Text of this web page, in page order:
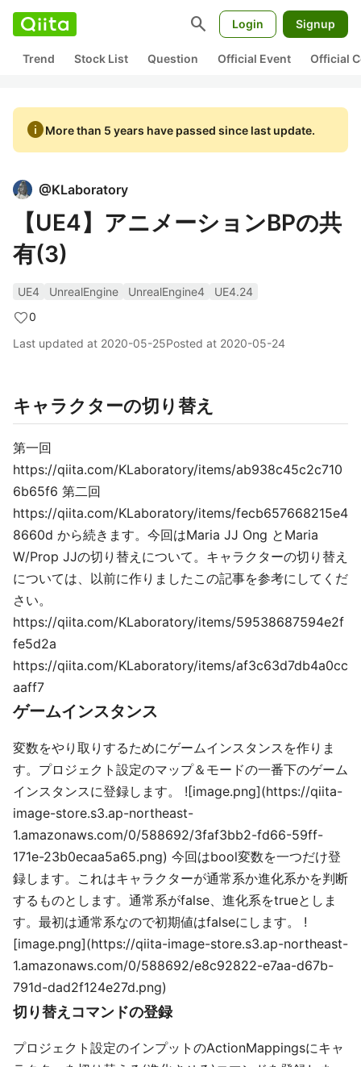
search Login Signup
Trend Stock List Question Official Event Official
infoMore than 5 years have passed since last update.
@KLaboratory
【UE4】アニメーションBPの共
有(3)
UE4 UnrealEngine UnrealEngine4
UE4.24
0
Last updated at 2020-05-25Posted at 2020-05-24
キャラクターの切り替え
第一回
https://qiita.com/KLaboratory/items/ab938c45c2c710
6b65f6 第二回
https://qiita.com/KLaboratory/items/fecb657668215e4
8660d から続きます。今回はMaria JJ Ong とMaria
W/Prop JJの切り替えについて。キャラクターの切り替え
については、以前に作りましたこの記事を参考にしてくだ
さい。
https://qiita.com/KLaboratory/items/59538687594e2f
fe5d2a
https://qiita.com/KLaboratory/items/af3c63d7db4a0cc
aaff7
ゲームインスタンス
変数をやり取りするためにゲームインスタンスを作りま
す。プロジェクト設定のマップ＆モードの一番下のゲーム
インスタンスに登録します。 ![image.png](https://qiita-
image-store.s3.ap-northeast-
1.amazonaws.com/0/588692/3faf3bb2-fd66-59ff-
171e-23b0ecaa5a65.png) 今回はbool変数を一つだけ登
録します。これはキャラクターが通常系か進化系かを判断
するものとします。通常系がfalse、進化系をtrueとしま
す。最初は通常系なので初期値はfalseにします。 !
[image.png](https://qiita-image-store.s3.ap-northeast-
1.amazonaws.com/0/588692/e8c92822-e7aa-d67b-
791d-dad2f124e27d.png)
切り替えコマンドの登録
プロジェクト設定のインプットのActionMappingsにキャ